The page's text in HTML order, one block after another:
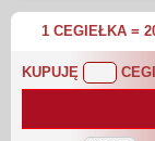
1 CEGIEŁKA =
KUPUJĘ